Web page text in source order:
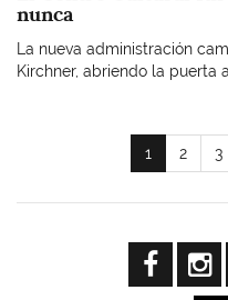
nunca
La nueva administración
Kirchner, abriendo la puerta
Página
actual
1 Page
2 3